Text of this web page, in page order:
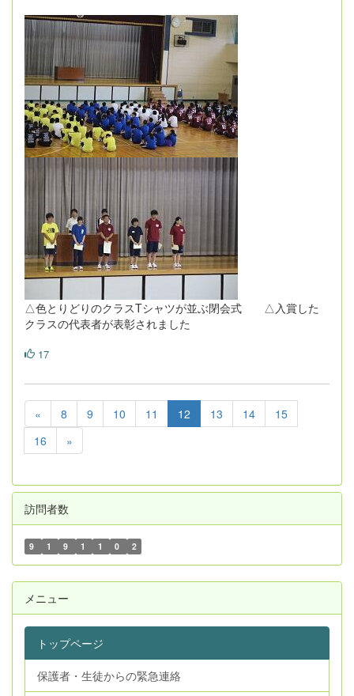
△色とりどりのクラスTシャツが並ぶ閉会式 △入賞した
クラスの代表者が表彰されました
17
« 8 9 10 11 12 13 14
15
16
»
訪問者数
9 1 9 1 1 0 2
メニュー
トップページ
保護者・生徒からの緊急連絡